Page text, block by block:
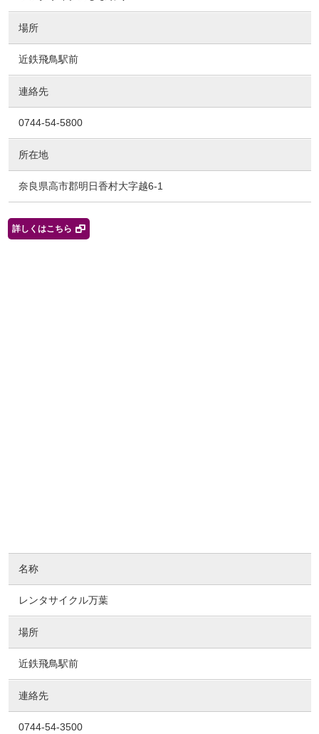
場所
近鉄飛鳥駅前
連絡先
0744-54-5800
所在地
奈良県高市郡明日香村大字越6-1
詳しくはこちら
名称
レンタサイクル万葉
場所
近鉄飛鳥駅前
連絡先
0744-54-3500